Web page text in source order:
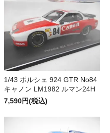
1/43 ポルシェ 924 GTR No84
キャノン LM1982 ルマン24H
7,590円(税込)